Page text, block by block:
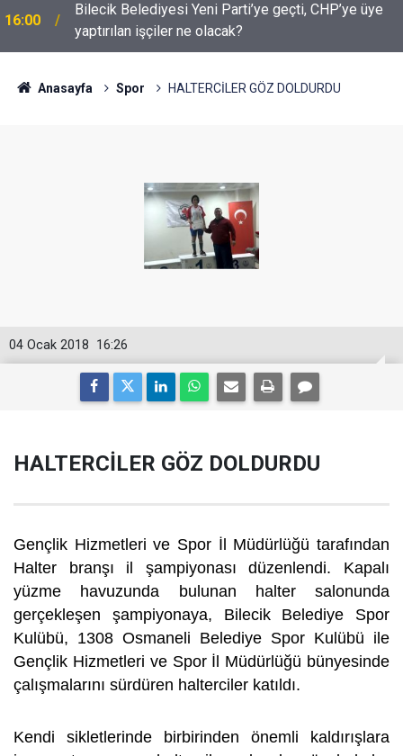
16:00
Bilecik Belediyesi Yeni Parti’ye geçti, CHP’ye üye
yaptırılan işçiler ne olacak?
Anasayfa Spor HALTERCİLER GÖZ DOLDURDU
16:26
04 Ocak 2018
HALTERCİLER GÖZ DOLDURDU
Gençlik Hizmetleri ve Spor İl Müdürlüğü tarafından
Halter branşı il şampiyonası düzenlendi. Kapalı
yüzme havuzunda bulunan halter salonunda
gerçekleşen şampiyonaya, Bilecik Belediye Spor
Kulübü, 1308 Osmaneli Belediye Spor Kulübü ile
Gençlik Hizmetleri ve Spor İl Müdürlüğü bünyesinde
çalışmalarını sürdüren halterciler katıldı.
Kendi sikletlerinde birbirinden önemli kaldırışlara